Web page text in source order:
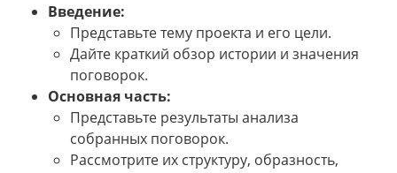
Введение:
Представьте тему проекта и его цели.
Дайте краткий обзор истории и значения
поговорок.
Основная часть:
Представьте результаты анализа
собранных поговорок.
Рассмотрите их структуру, образность,